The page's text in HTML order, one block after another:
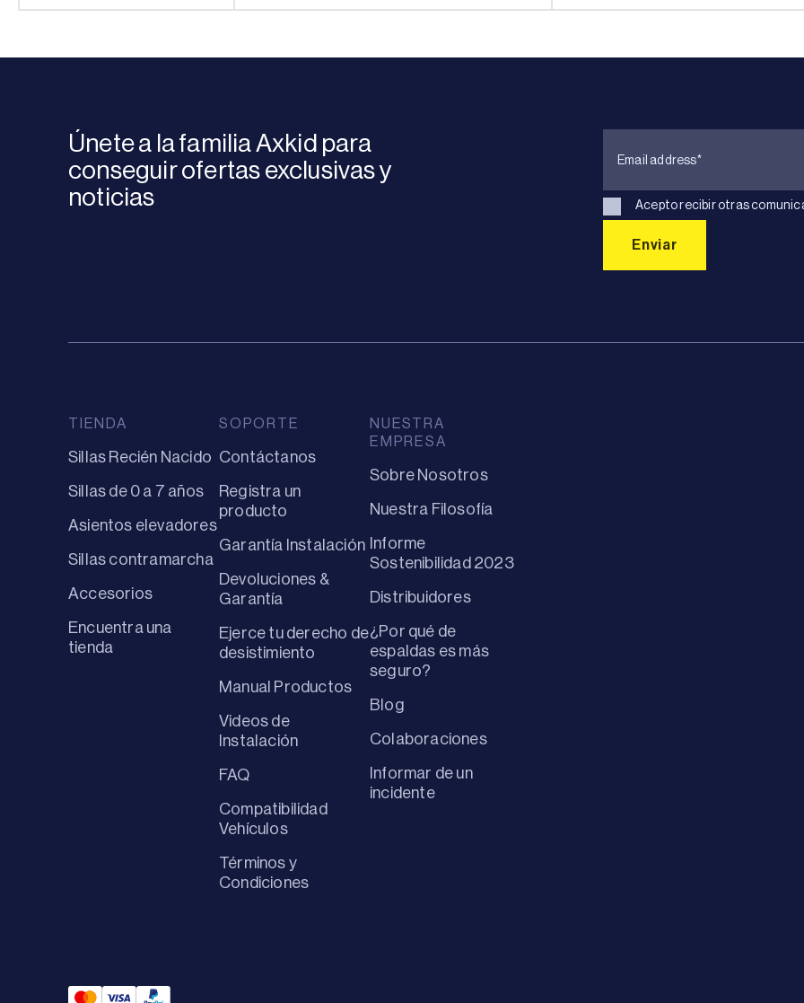
Únete a la familia Axkid para
conseguir ofertas exclusivas y
noticias
Acepto recibir otras
TIENDA
Sillas Recién Nacido
Sillas de 0 a 7 años
Asientos elevadores
Sillas contramarcha
Accesorios
Encuentra una
tienda
SOPORTE
Contáctanos
Registra un
producto
Garantía Instalación
Devoluciones &
Garantía
Ejerce tu derecho de
desistimiento
Manual Productos
Videos de
Instalación
FAQ
Compatibilidad
Vehículos
Términos y
Condiciones
NUESTRA
EMPRESA
Sobre Nosotros
Nuestra Filosofía
Informe
Sostenibilidad 2023
Distribuidores
¿Por qué de
espaldas es más
seguro?
Blog
Colaboraciones
Informar de un
incidente
Mastercard Payment
Visa Payment
Paypal Payment